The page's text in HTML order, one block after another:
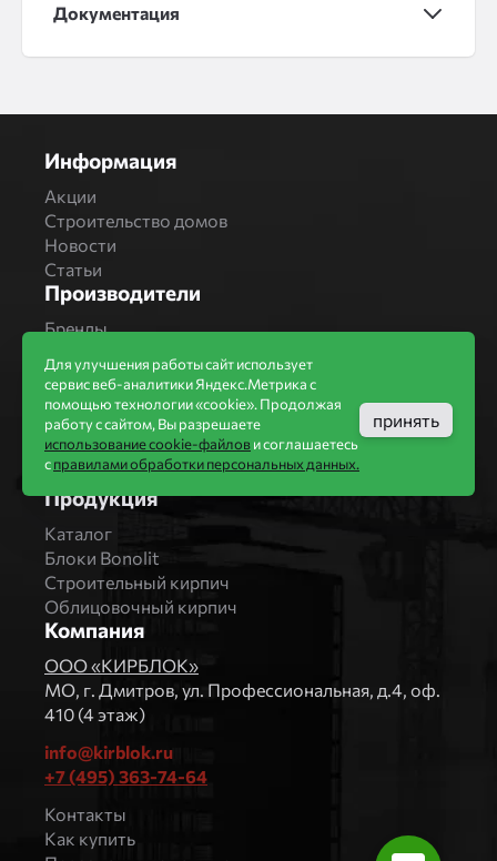
Документация
Информация
Акции
Строительство домов
Новости
Статьи
Производители
Бренды
Завод Мстера
Вышневолоцкая керамика
Магма Керамик
Комбинат СТРОМА
Вяземский кирпичный завод
Продукция
Каталог
Блоки Bonolit
Строительный кирпич
Облицовочный кирпич
Компания
ООО «КИРБЛОК»
МO, г. Дмитров, ул. Профессиональная, д.4, оф.
410 (4 этаж)
info@kirblok.ru
+7 (495) 363-74-64
Контакты
Как купить
Для улучшения работы сайт использует
сервис веб-аналитики Яндекс.Метрика с
помощью технологии «cookie». Продолжая
работу с сайтом, Вы разрешаете
использование cookie-файлови соглашаетесь
справилами обработки персональных данных.
принять